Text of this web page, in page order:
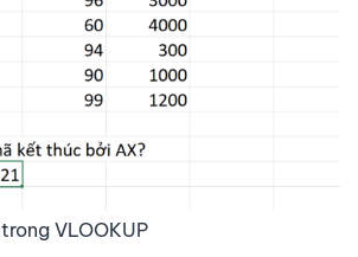
VLOOKUP